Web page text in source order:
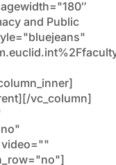
and Public
vc_column]